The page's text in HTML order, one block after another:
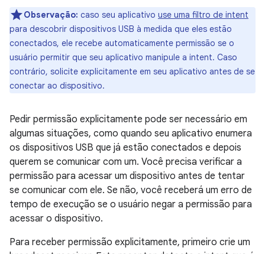
Observação: caso seu aplicativo use uma filtro de intent
para descobrir dispositivos USB à medida que eles estão
conectados, ele recebe automaticamente permissão se o
usuário permitir que seu aplicativo manipule a intent. Caso
contrário, solicite explicitamente em seu aplicativo antes de se
conectar ao dispositivo.
Pedir permissão explicitamente pode ser necessário em
algumas situações, como quando seu aplicativo enumera
os dispositivos USB que já estão conectados e depois
querem se comunicar com um. Você precisa verificar a
permissão para acessar um dispositivo antes de tentar
se comunicar com ele. Se não, você receberá um erro de
tempo de execução se o usuário negar a permissão para
acessar o dispositivo.
Para receber permissão explicitamente, primeiro crie um